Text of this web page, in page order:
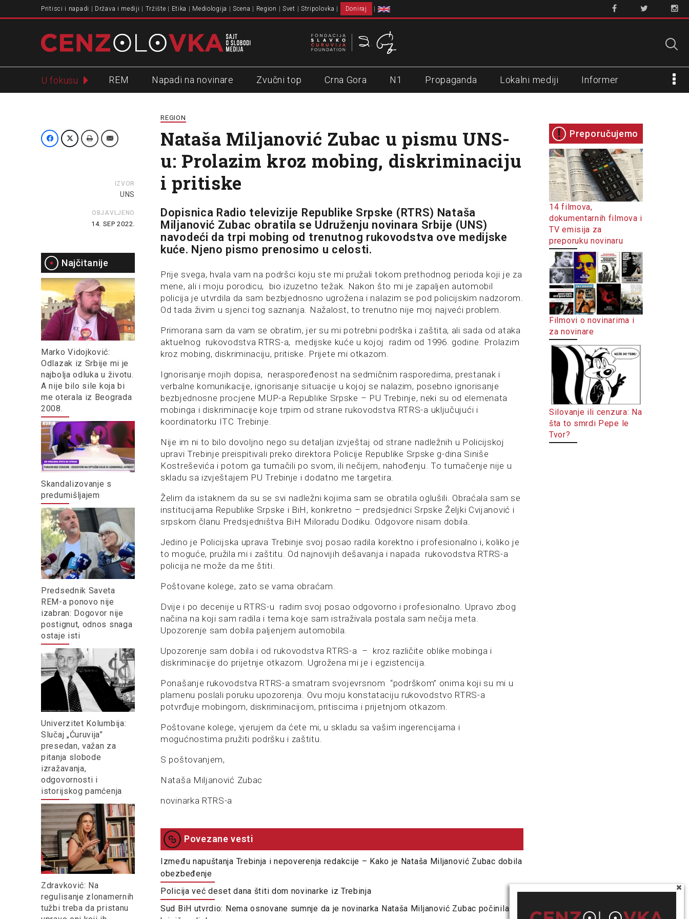
Pritisci i napadi Država i mediji Tržište Etika Mediologija Scena Region Svet Stripolovka Doniraj
U fokusu REM Napadi na novinare Zvučni top Crna Gora N1 Propaganda Lokalni mediji Informer
IZVOR
UNS
OBJAVLJENO
14. SEP 2022.
Najčitanije
Marko Vidojković:
Odlazak iz Srbije mi je
najbolja odluka u životu.
A nije bilo sile koja bi
me oterala iz Beograda
2008.
Skandalizovanje s
predumišljajem
Predsednik Saveta
REM-a ponovo nije
izabran: Dogovor nije
postignut, odnos snaga
ostaje isti
Univerzitet Kolumbija:
Slučaj „Ćuruvija”
presedan, važan za
pitanja slobode
izražavanja,
odgovornosti i
istorijskog pamćenja
Zdravković: Na
regulisanje zlonamernih
tužbi treba da pristanu
REGION
Nataša Miljanović Zubac u pismu UNS-
u: Prolazim kroz mobing, diskriminaciju
i pritiske
Dopisnica Radio televizije Republike Srpske (RTRS) Nataša
Miljanović Zubac obratila se Udruženju novinara Srbije (UNS)
navodeći da trpi mobing od trenutnog rukovodstva ove medijske
kuće. Njeno pismo prenosimo u celosti.
Prije svega, hvala vam na podršci koju ste mi pružali tokom prethodnog perioda koji je za
mene, ali i moju porodicu, bio izuzetno težak. Nakon što mi je zapaljen automobil
policija je utvrdila da sam bezbjednosno ugrožena i nalazim se pod policijskim nadzorom.
Od tada živim u sjenci tog saznanja. Nažalost, to trenutno nije moj najveći problem.
Primorana sam da vam se obratim, jer su mi potrebni podrška i zaštita, ali sada od ataka
aktuelnog rukovodstva RTRS-a, medijske kuće u kojoj radim od 1996. godine. Prolazim
kroz mobing, diskriminaciju, pritiske. Prijete mi otkazom.
Ignorisanje mojih dopisa, neraspoređenost na sedmičnim rasporedima, prestanak i
verbalne komunikacije, ignorisanje situacije u kojoj se nalazim, posebno ignorisanje
bezbjednosne procjene MUP-a Republike Srpske – PU Trebinje, neki su od elemenata
mobinga i diskriminacije koje trpim od strane rukovodstva RTRS-a uključujući i
koordinatorku ITC Trebinje.
Nije im ni to bilo dovoljno nego su detaljan izvještaj od strane nadležnih u Policijskoj
upravi Trebinje preispitivali preko direktora Policije Republike Srpske g-dina Siniše
Kostreševića i potom ga tumačili po svom, ili nečijem, nahođenju. To tumačenje nije u
skladu sa izvještajem PU Trebinje i dodatno me targetira.
Želim da istaknem da su se svi nadležni kojima sam se obratila oglušili. Obraćala sam se
institucijama Republike Srpske i BiH, konkretno – predsjednici Srpske Željki Cvijanović i
srpskom članu Predsjedništva BiH Miloradu Dodiku. Odgovore nisam dobila.
Jedino je Policijska uprava Trebinje svoj posao radila korektno i profesionalno i, koliko je
to moguće, pružila mi i zaštitu. Od najnovijih dešavanja i napada rukovodstva RTRS-a
policija ne može da me štiti.
Poštovane kolege, zato se vama obraćam.
Dvije i po decenije u RTRS-u radim svoj posao odgovorno i profesionalno. Upravo zbog
načina na koji sam radila i tema koje sam istraživala postala sam nečija meta.
Upozorenje sam dobila paljenjem automobila.
Upozorenje sam dobila i od rukovodstva RTRS-a – kroz različite oblike mobinga i
diskriminacije do prijetnje otkazom. Ugrožena mi je i egzistencija.
Ponašanje rukovodstva RTRS-a smatram svojevrsnom “podrškom” onima koji su mi u
plamenu poslali poruku upozorenja. Ovu moju konstataciju rukovodstvo RTRS-a
potvrđuje mobingom, diskriminacijom, pritiscima i prijetnjom otkazom.
Poštovane kolege, vjerujem da ćete mi, u skladu sa vašim ingerencijama i
mogućnostima pružiti podršku i zaštitu.
S poštovanjem,
Nataša Miljanović Zubac
novinarka RTRS-a
Povezane vesti
Između napuštanja Trebinja i nepoverenja redakcije – Kako je Nataša Miljanović Zubac dobila
obezbeđenje
Policija već deset dana štiti dom novinarke iz Trebinja
Sud BiH utvrdio: Nema osnovane sumnje da je novinarka Nataša Miljanović Zubac počinila
Preporučujemo
14 filmova,
dokumentarnih filmova i
TV emisija za
preporuku novinaru
Filmovi o novinarima i
za novinare
Silovanje ili cenzura: Na
šta to smrdi Pepe le
Tvor?